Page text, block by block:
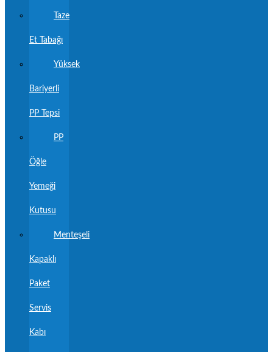
Taze
Et Tabağı
Yüksek
Bariyerli
PP Tepsi
PP
Öğle
Yemeği
Kutusu
Menteşeli
Kapaklı
Paket
Servis
Kabı